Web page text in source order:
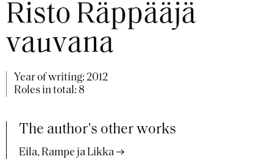
Risto Räppääjä
vauvana
Year of writing: 2012
Roles in total: 8
The author's other works
Eila, Rampe ja Likka